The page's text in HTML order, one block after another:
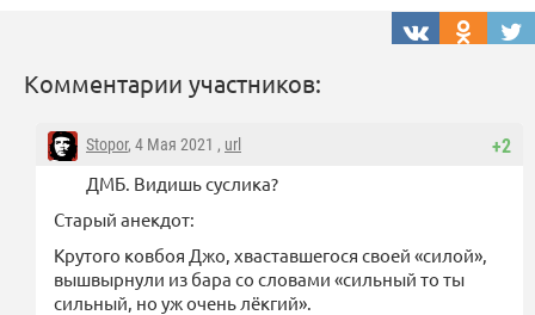
Комментарии участников:
+2
Stopor, 4 Мая 2021 , url
ДМБ. Видишь суслика?
Старый анекдот:
Крутого ковбоя Джо, хваставшегося своей «силой»,
вышвырнули из бара со словами «сильный то ты
сильный, но уж очень лёкгий».